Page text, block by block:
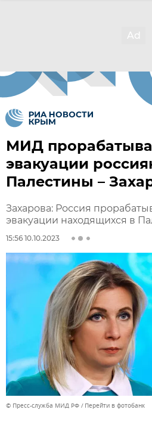
МИД
эвакуации
Палестины –
Захарова: Россия
эвакуации находящихся в
15:56 10.10.2023
© Пресс-служба МИД РФ Перейти в фотобанк